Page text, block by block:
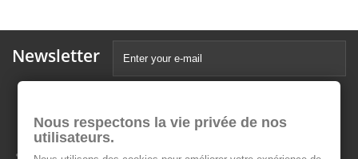
Newsletter
Nous respectons la vie privée de nos
utilisateurs.